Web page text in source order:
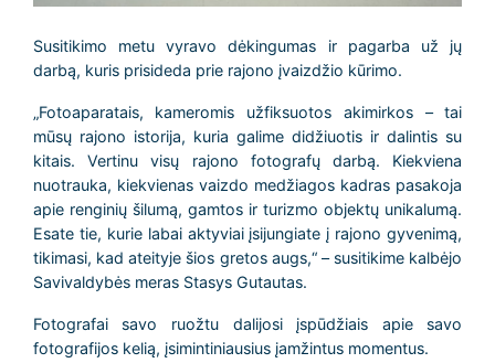
Susitikimo metu vyravo dėkingumas ir pagarba už jų
darbą, kuris prisideda prie rajono įvaizdžio kūrimo.
„Fotoaparatais, kameromis užfiksuotos akimirkos – tai
mūsų rajono istorija, kuria galime didžiuotis ir dalintis su
kitais. Vertinu visų rajono fotografų darbą. Kiekviena
nuotrauka, kiekvienas vaizdo medžiagos kadras pasakoja
apie renginių šilumą, gamtos ir turizmo objektų unikalumą.
Esate tie, kurie labai aktyviai įsijungiate į rajono gyvenimą,
tikimasi, kad ateityje šios gretos augs,“ – susitikime kalbėjo
Savivaldybės meras Stasys Gutautas.
Fotografai savo ruožtu dalijosi įspūdžiais apie savo
fotografijos kelią, įsimintiniausius įamžintus momentus.